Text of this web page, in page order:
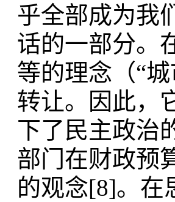
乎全部成为我
话的一部分。
等的理念（“
转让。因此，
下了民主政治
部门在财政预
的观念[8]。在